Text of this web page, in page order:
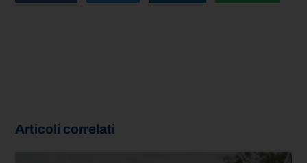
Articoli correlati